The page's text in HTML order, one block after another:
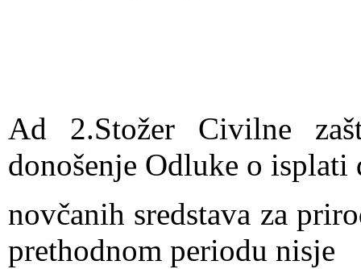
Ad 2.Stožer Civilne
donošenje Odluke o isplati
novčanih sredstava za
prethodnom periodu nisje